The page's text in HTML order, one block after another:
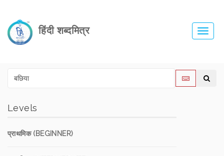
हिंदी शब्दमित्र
Levels
प्राथमिक (BEGINNER)